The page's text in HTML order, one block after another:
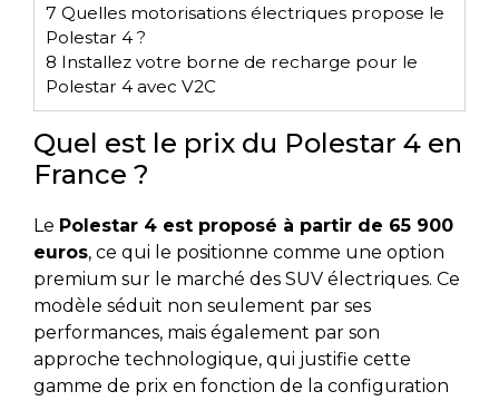
7 Quelles motorisations électriques propose le
Polestar 4 ?
8 Installez votre borne de recharge pour le
Polestar 4 avec V2C
Quel est le prix du Polestar 4 en
France ?
Le Polestar 4 est proposé à partir de 65 900
euros, ce qui le positionne comme une option
premium sur le marché des SUV électriques. Ce
modèle séduit non seulement par ses
performances, mais également par son
approche technologique, qui justifie cette
gamme de prix en fonction de la configuration